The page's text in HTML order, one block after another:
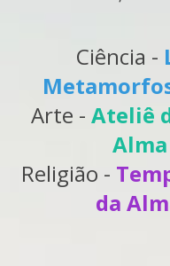
Ciência -
Arte - Ateliê
Alma
Religião -
da